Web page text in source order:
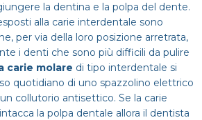
la dentina e la polpa del dente.
alla carie interdentale sono
per via della loro posizione arretrata,
i denti che sono più difficili da pulire
carie molare di tipo interdentale si
quotidiano di uno spazzolino elettrico
collutorio antisettico. Se la carie
la polpa dentale allora il dentista